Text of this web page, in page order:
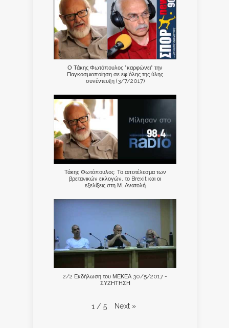
Ο Τάκης Φωτόπουλος "καρφώνει" την
Παγκοσμιοποίηση σε εφ'όλης της ύλης
συνέντευξη (3/7/2017)
Τάκης Φωτόπουλος: Το αποτέλεσμα των
βρετανικών εκλογών, το Brexit και οι
εξελίξεις στη Μ. Ανατολή
2/2 Εκδήλωση του ΜΕΚΕΑ 30/5/2017 -
ΣΥΖΗΤΗΣΗ
1 / 5 Next »